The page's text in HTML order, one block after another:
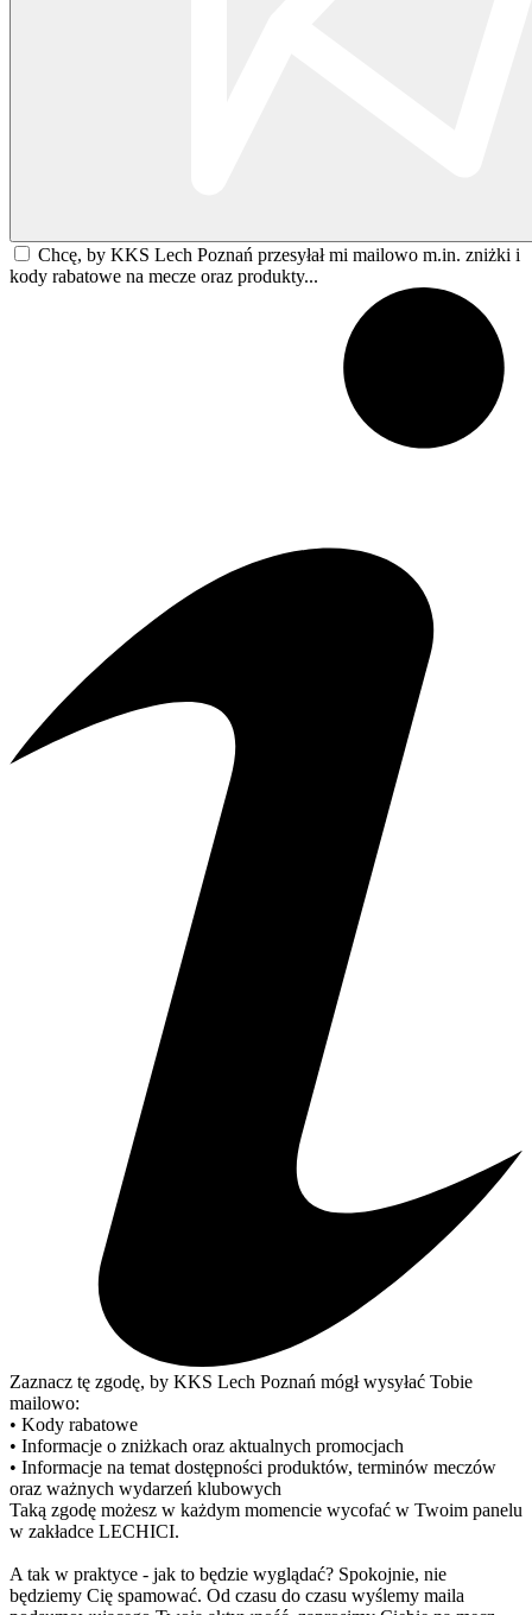
Chcę, by KKS Lech Poznań przesyłał mi mailowo m.in. zniżki i
kody rabatowe na mecze oraz produkty...
Zaznacz tę zgodę, by KKS Lech Poznań mógł wysyłać Tobie
mailowo:
• Kody rabatowe
• Informacje o zniżkach oraz aktualnych promocjach
• Informacje na temat dostępności produktów, terminów meczów
oraz ważnych wydarzeń klubowych
Taką zgodę możesz w każdym momencie wycofać w Twoim panelu
w zakładce LECHICI.
A tak w praktyce - jak to będzie wyglądać? Spokojnie, nie
będziemy Cię spamować. Od czasu do czasu wyślemy maila